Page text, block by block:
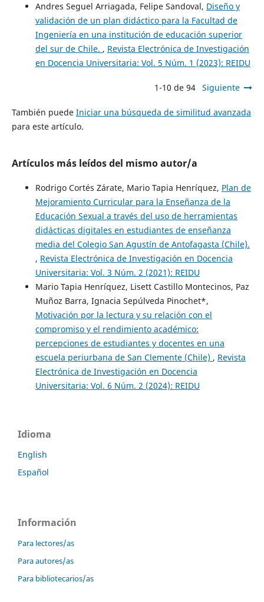
Andres Seguel Arriagada, Felipe Sandoval, Diseño y
validación de un plan didáctico para la Facultad de
Ingeniería en una institución de educación superior
del sur de Chile. , Revista Electrónica de Investigación
en Docencia Universitaria: Vol. 5 Núm. 1 (2023): REIDU
1-10 de 94 Siguiente
También puede Iniciar una búsqueda de similitud avanzada
para este artículo.
Artículos más leídos del mismo autor/a
Rodrigo Cortés Zárate, Mario Tapia Henríquez, Plan de
Mejoramiento Curricular para la Enseñanza de la
Educación Sexual a través del uso de herramientas
didácticas digitales en estudiantes de enseñanza
media del Colegio San Agustín de Antofagasta (Chile).
, Revista Electrónica de Investigación en Docencia
Universitaria: Vol. 3 Núm. 2 (2021): REIDU
Mario Tapia Henríquez, Lisett Castillo Montecinos, Paz
Muñoz Barra, Ignacia Sepúlveda Pinochet*,
Motivación por la lectura y su relación con el
compromiso y el rendimiento académico:
percepciones de estudiantes y docentes en una
escuela periurbana de San Clemente (Chile) , Revista
Electrónica de Investigación en Docencia
Universitaria: Vol. 6 Núm. 2 (2024): REIDU
Idioma
English
Español
Información
Para lectores/as
Para autores/as
Para bibliotecarios/as